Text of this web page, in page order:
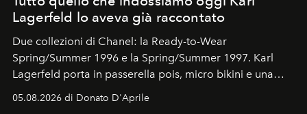
Lagerfeld lo aveva già raccontato
Due collezioni di Chanel: la Ready-to-Wear
Spring/Summer 1996 e la Spring/Summer 1997. Karl
Lagerfeld porta in passerella pois, micro bikini e una
logomania pensata per la spiaggia
Kate, Claudia e Carla una dietro l'altra. Trent'anni dopo,
05.08.2026 di Donato D'Aprile